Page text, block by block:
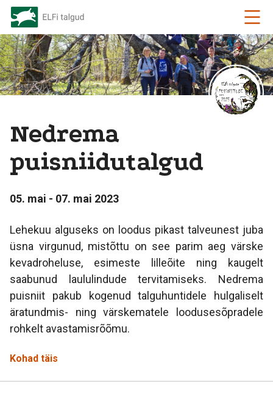
Nedrema
puisniidutalgud
05. mai - 07. mai 2023
Lehekuu alguseks on loodus pikast talveunest juba
üsna virgunud, mistõttu on see parim aeg värske
kevadroheluse, esimeste lilleõite ning kaugelt
saabunud laululindude tervitamiseks. Nedrema
puisniit pakub kogenud talguhuntidele hulgaliselt
äratundmis- ning värskematele loodusesõpradele
rohkelt avastamisrõõmu.
Kohad täis